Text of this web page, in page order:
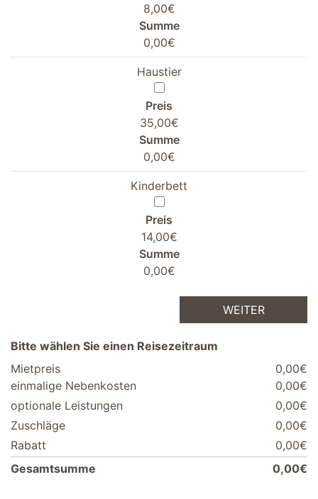
8,00€
Summe
0,00€
Haustier
Preis
35,00€
Summe
0,00€
Kinderbett
Preis
14,00€
Summe
0,00€
WEITER
Bitte wählen Sie einen Reisezeitraum
Mietpreis
0,00€
einmalige Nebenkosten
0,00€
optionale Leistungen
0,00€
Zuschläge
0,00€
Rabatt
0,00€
Gesamtsumme
0,00€